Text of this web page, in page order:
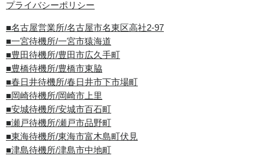
プライバシーポリシー
■名古屋営業所/名古屋市名東区高社2-97
■一宮待機所/一宮市猿海道
■豊田待機所/豊田市広久手町
■豊橋待機所/豊橋市東脇
■春日井待機所/春日井市下市場町
■岡崎待機所/岡崎市上里
■安城待機所/安城市百石町
■瀬戸待機所/瀬戸市品野町
■東海待機所/東海市富木島町伏見
■津島待機所/津島市中地町